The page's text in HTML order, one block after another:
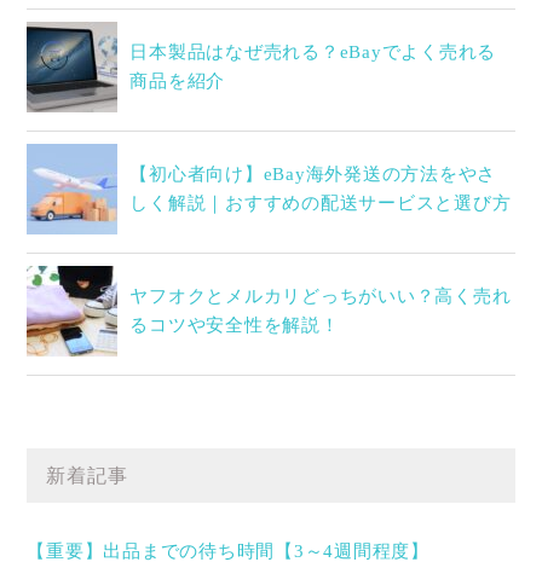
日本製品はなぜ売れる？eBayでよく売れる
商品を紹介
【初心者向け】eBay海外発送の方法をやさ
しく解説｜おすすめの配送サービスと選び方
ヤフオクとメルカリどっちがいい？高く売れ
るコツや安全性を解説！
新着記事
【重要】出品までの待ち時間【3～4週間程度】